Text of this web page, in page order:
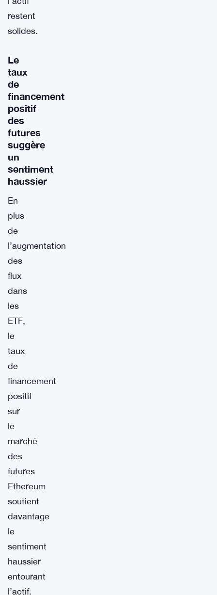
restent
solides.
Le
taux
de
financement
positif
des
futures
suggère
un
sentiment
haussier
En
plus
de
l’augmentation
des
flux
dans
les
ETF,
le
taux
de
financement
positif
sur
le
marché
des
futures
Ethereum
soutient
davantage
le
sentiment
haussier
entourant
l’actif.